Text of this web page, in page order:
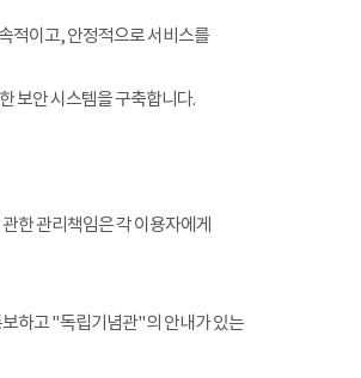
적이고, 안정적으로 서비스를
보안 시스템을 구축합니다.
한 관리책임은 각 이용자에게
하고 "독립기념관"의 안내가 있는